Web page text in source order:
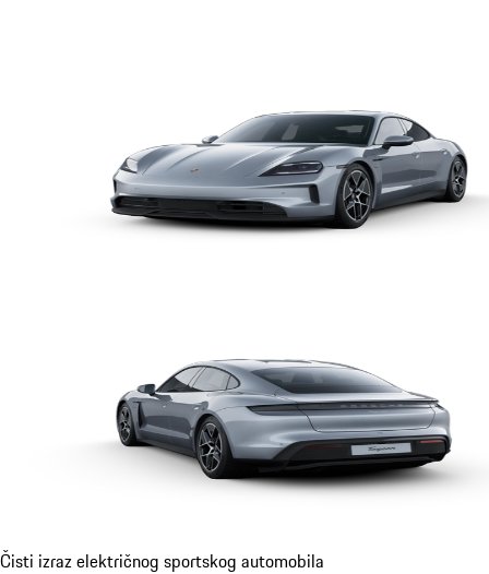
Čisti izraz električnog sportskog automobila